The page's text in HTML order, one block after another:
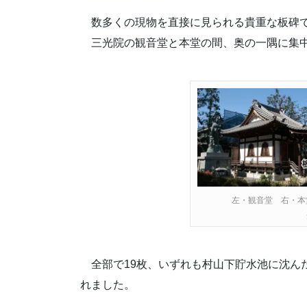
数多くの現物を直接に見られる貴重な板碑
三光院の観音堂と本堂の間、奥の一隅に集
左・観音堂 右・
全部で19枚、いずれも村山下貯水池に沈ん
れました。